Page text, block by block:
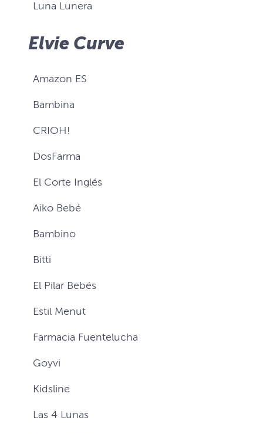
Luna Lunera
Elvie Curve
Amazon ES
Bambina
CRIOH!
DosFarma
El Corte Inglés
Aiko Bebé
Bambino
Bitti
El Pilar Bebés
Estil Menut
Farmacia Fuentelucha
Goyvi
Kidsline
Las 4 Lunas